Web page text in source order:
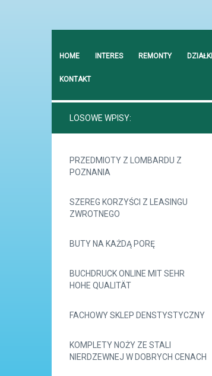
HOME INTERES REMONTY DZIAŁKI
KONTAKT
LOSOWE WPISY:
PRZEDMIOTY Z LOMBARDU Z
POZNANIA
SZEREG KORZYŚCI Z LEASINGU
ZWROTNEGO
BUTY NA KAŻDĄ PORĘ
BUCHDRUCK ONLINE MIT SEHR
HOHE QUALITÄT
FACHOWY SKLEP DENSTYSTYCZNY
KOMPLETY NOŻY ZE STALI
NIERDZEWNEJ W DOBRYCH CENACH